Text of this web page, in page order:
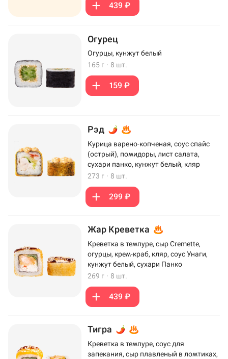
439 ₽
Огурец
Огурцы, кунжут белый
165 г · 8 шт.
159 ₽
Рэд
Курица варено-копченая, соус спайс
(острый), помидоры, лист салата,
сухари панко, кунжут белый, кляр
273 г · 8 шт.
299 ₽
Жар Креветка
Креветка в темпуре, сыр Cremette,
огурцы, крем-краб, кляр, соус Унаги,
кунжут белый, сухари Панко
269 г · 8 шт.
439 ₽
Тигра
Креветка в темпуре, соус для
запекания, сыр плавленый в ломтиках,